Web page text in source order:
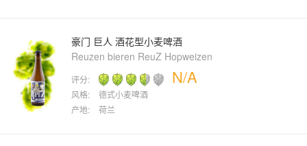
豪门 巨人 酒花型小麦啤酒
Reuzen bieren ReuZ Hopweizen
评分: N/A
风格:
德式小麦啤酒
产地:
荷兰